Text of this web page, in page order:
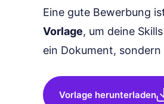
Eine gute Bewerbung
Vorlage, um deine
ein Dokument,
Vorlage herunterladen